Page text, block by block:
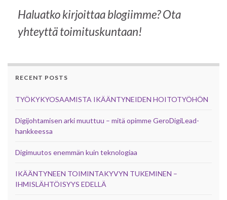
Haluatko kirjoittaa blogiimme? Ota
yhteyttä toimituskuntaan!
RECENT POSTS
TYÖKYKYOSAAMISTA IKÄÄNTYNEIDEN HOITOTYÖHÖN
Digijohtamisen arki muuttuu – mitä opimme GeroDigiLead-
hankkeessa
Digimuutos enemmän kuin teknologiaa
IKÄÄNTYNEEN TOIMINTAKYVYN TUKEMINEN –
IHMISLÄHTÖISYYS EDELLÄ